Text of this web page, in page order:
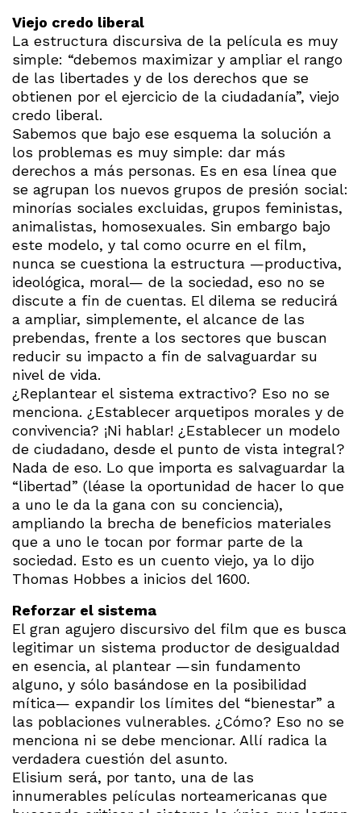
Viejo credo liberal
La estructura discursiva de la película es muy
simple: “debemos maximizar y ampliar el rango
de las libertades y de los derechos que se
obtienen por el ejercicio de la ciudadanía”, viejo
credo liberal.
Sabemos que bajo ese esquema la solución a
los problemas es muy simple: dar más
derechos a más personas. Es en esa línea que
se agrupan los nuevos grupos de presión social:
minorías sociales excluidas, grupos feministas,
animalistas, homosexuales. Sin embargo bajo
este modelo, y tal como ocurre en el film,
nunca se cuestiona la estructura —productiva,
ideológica, moral— de la sociedad, eso no se
discute a fin de cuentas. El dilema se reducirá
a ampliar, simplemente, el alcance de las
prebendas, frente a los sectores que buscan
reducir su impacto a fin de salvaguardar su
nivel de vida.
¿Replantear el sistema extractivo? Eso no se
menciona. ¿Establecer arquetipos morales y de
convivencia? ¡Ni hablar! ¿Establecer un modelo
de ciudadano, desde el punto de vista integral?
Nada de eso. Lo que importa es salvaguardar la
“libertad” (léase la oportunidad de hacer lo que
a uno le da la gana con su conciencia),
ampliando la brecha de beneficios materiales
que a uno le tocan por formar parte de la
sociedad. Esto es un cuento viejo, ya lo dijo
Thomas Hobbes a inicios del 1600.
Reforzar el sistema
El gran agujero discursivo del film que es busca
legitimar un sistema productor de desigualdad
en esencia, al plantear —sin fundamento
alguno, y sólo basándose en la posibilidad
mítica— expandir los límites del “bienestar” a
las poblaciones vulnerables. ¿Cómo? Eso no se
menciona ni se debe mencionar. Allí radica la
verdadera cuestión del asunto.
Elisium será, por tanto, una de las
innumerables películas norteamericanas que